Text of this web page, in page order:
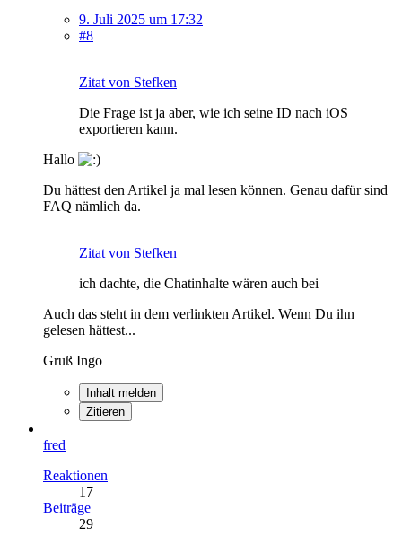
9. Juli 2025 um 17:32
#8
Zitat von Stefken
Die Frage ist ja aber, wie ich seine ID nach iOS
exportieren kann.
Hallo
Du hättest den Artikel ja mal lesen können. Genau dafür sind
FAQ nämlich da.
Zitat von Stefken
ich dachte, die Chatinhalte wären auch bei
Auch das steht in dem verlinkten Artikel. Wenn Du ihn
gelesen hättest...
Gruß Ingo
Inhalt melden
Zitieren
fred
Reaktionen
17
Beiträge
29